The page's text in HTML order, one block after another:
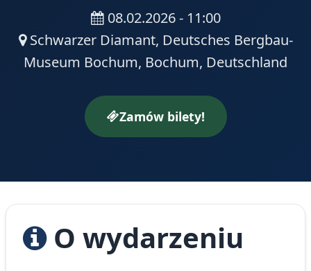
08.02.2026 - 11:00
Schwarzer Diamant, Deutsches Bergbau-
Museum Bochum, Bochum, Deutschland
Zamów bilety!
O wydarzeniu